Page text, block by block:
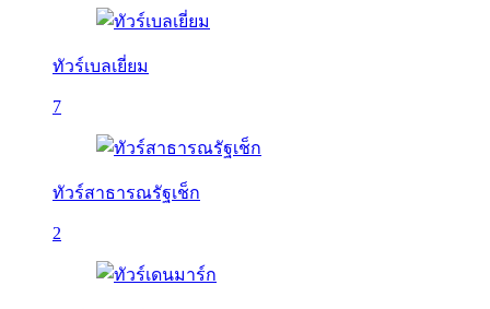
ทัวร์เบลเยี่ยม
7
ทัวร์สาธารณรัฐเช็ก
2